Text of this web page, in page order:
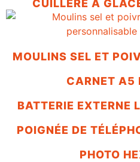
CUILLÈRE À
MOULINS SEL ET
CARNET A5
BATTERIE EXTERNE
POIGNÉE DE
PHOTO